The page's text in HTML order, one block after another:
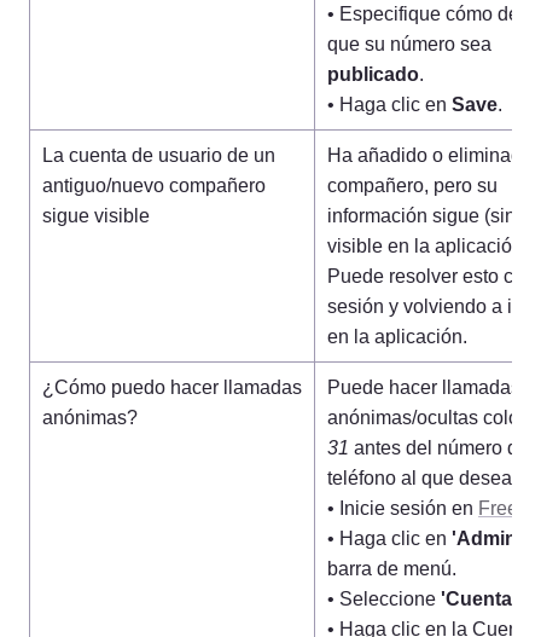
• Especifique cómo
publicado.
• Haga clic en Save.
La cuenta de usuario de un
antiguo/nuevo compañero
sigue visible
Ha añadido o eliminado
compañero, pero su
información sigue (sin)
visible en la aplicación.
Puede resolver esto
sesión y volviendo a
en la aplicación.
¿Cómo puedo hacer llamadas
anónimas?
Puede hacer llamadas
31 antes del número de
teléfono al que desea
• Inicie sesión en
• Haga clic en 'Admin'
barra de menú.
• Seleccione 'Cuenta
• Haga clic en la Cuenta